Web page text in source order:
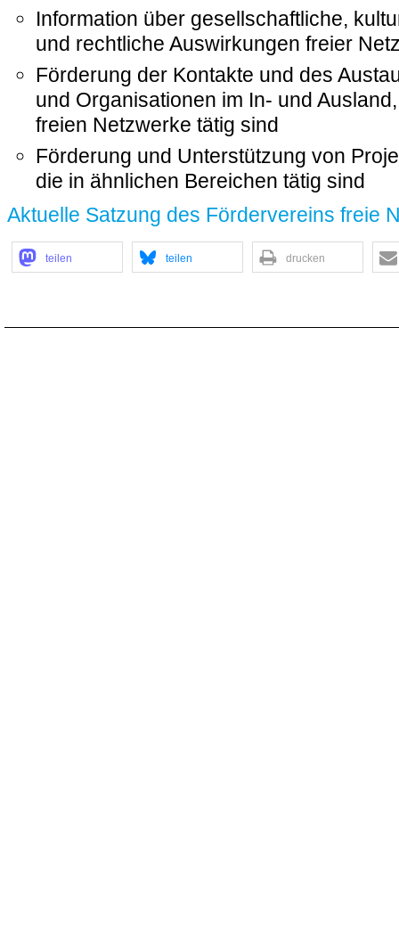
Information über gesellschaftliche,
und rechtliche Auswirkungen freier
Förderung der Kontakte und des
und Organisationen im In- und
freien Netzwerke tätig sind
Förderung und Unterstützung von
die in ähnlichen Bereichen tätig sind
Aktuelle Satzung des Fördervereins freie
teilen teilen drucken